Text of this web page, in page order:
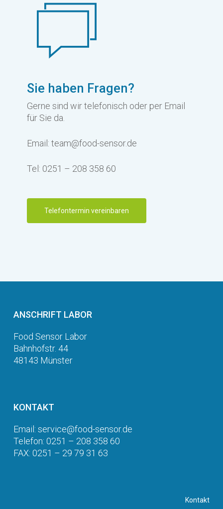
Sie haben Fragen?
Gerne sind wir telefonisch oder per Email
für Sie da.
Email: team@food-sensor.de
Tel: 0251 – 208 358 60
Telefontermin vereinbaren
ANSCHRIFT LABOR
Food Sensor Labor
Bahnhofstr. 44
48143 Münster
KONTAKT
Email: service@food-sensor.de
Telefon: 0251 – 208 358 60
FAX: 0251 – 29 79 31 63
Kontakt